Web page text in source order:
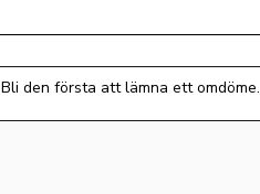
Bli den första att lämna ett omdöme.